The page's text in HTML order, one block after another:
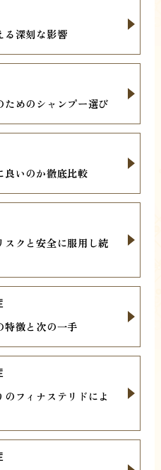
る深刻な影響
めのシャンプー選び
良いのか徹底比較
スクと安全に服用し続
特徴と次の一手
フィナステリドによ